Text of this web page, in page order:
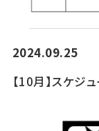
2024.09.25
【10月】スケジ